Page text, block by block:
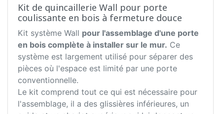
Kit de quincaillerie Wall pour porte
coulissante en bois à fermeture douce
Kit système Wall pour l'assemblage d'une porte
en bois complète à installer sur le mur. Ce
système est largement utilisé pour séparer des
pièces où l'espace est limité par une porte
conventionnelle.
Le kit comprend tout ce qui est nécessaire pour
l'assemblage, il a des glissières inférieures, un